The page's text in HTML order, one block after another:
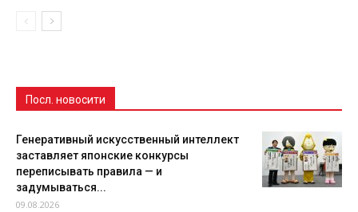
Посл. новосити
Генеративный искусственный интеллект
заставляет японские конкурсы
переписывать правила — и
задумываться...
09.08.2026